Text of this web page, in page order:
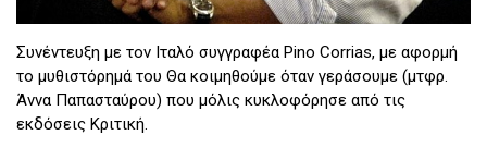
Συνέντευξη με τον Ιταλό συγγραφέα Pino Corrias, με αφορμή
το μυθιστόρημά του Θα κοιμηθούμε όταν γεράσουμε (μτφρ.
Άννα Παπασταύρου) που μόλις κυκλοφόρησε από τις
εκδόσεις Κριτική.